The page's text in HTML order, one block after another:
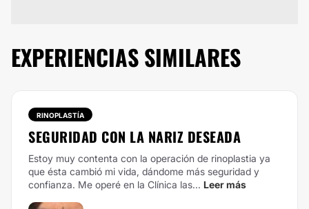
EXPERIENCIAS SIMILARES
RINOPLASTÍA
SEGURIDAD CON LA NARIZ DESEADA
Estoy muy contenta con la operación de rinoplastia ya
que ésta cambió mi vida, dándome más seguridad y
confianza. Me operé en la Clínica las... Leer más